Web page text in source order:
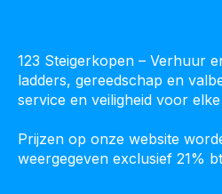
123 Steigerkopen – Verhuur
ladders, gereedschap en
service en veiligheid voor
Prijzen op onze website
weergegeven exclusief 21%